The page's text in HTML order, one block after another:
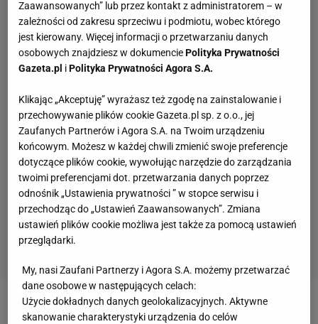
Zobacz wideoWerder Brema - Bayern Monachium
Zaawansowanych” lub przez kontakt z administratorem – w
zależności od zakresu sprzeciwu i podmiotu, wobec którego
jest kierowany. Więcej informacji o przetwarzaniu danych
osobowych znajdziesz w dokumenciePolityka Prywatności
Gazeta.pl iPolityka Prywatności Agora S.A.
Klikając „Akceptuję” wyrażasz też zgodę na zainstalowanie i
przechowywanie plików cookie Gazeta.pl sp. z o.o., jej
Zaufanych Partnerów i Agora S.A. na Twoim urządzeniu
końcowym. Możesz w każdej chwili zmienić swoje preferencje
dotyczące plików cookie, wywołując narzędzie do zarządzania
twoimi preferencjami dot. przetwarzania danych poprzez
odnośnik „Ustawienia prywatności ” w stopce serwisu i
przechodząc do „Ustawień Zaawansowanych”. Zmiana
ustawień plików cookie możliwa jest także za pomocą ustawień
przeglądarki.
My, nasi Zaufani Partnerzy i Agora S.A. możemy przetwarzać
dane osobowe w następujących celach:
Użycie dokładnych danych geolokalizacyjnych. Aktywne
skanowanie charakterystyki urządzenia do celów